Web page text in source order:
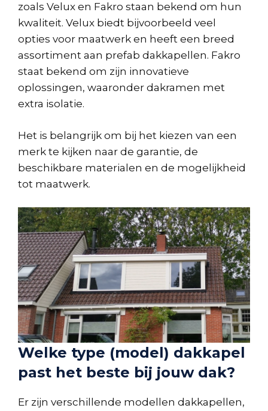
zoals Velux en Fakro staan bekend om hun
kwaliteit. Velux biedt bijvoorbeeld veel
opties voor maatwerk en heeft een breed
assortiment aan prefab dakkapellen. Fakro
staat bekend om zijn innovatieve
oplossingen, waaronder dakramen met
extra isolatie.
Het is belangrijk om bij het kiezen van een
merk te kijken naar de garantie, de
beschikbare materialen en de mogelijkheid
tot maatwerk.
Welke type (model) dakkapel
past het beste bij jouw dak?
Er zijn verschillende modellen dakkapellen,